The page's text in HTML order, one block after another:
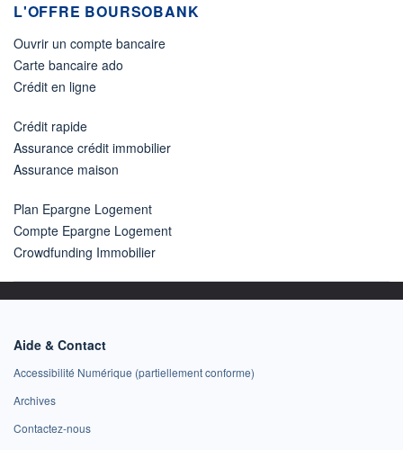
L'OFFRE BOURSOBANK
Ouvrir un compte bancaire
Carte bancaire ado
Crédit en ligne
Crédit rapide
Assurance crédit immobilier
Assurance maison
Plan Epargne Logement
Compte Epargne Logement
Crowdfunding Immobilier
Aide & Contact
Accessibilité Numérique (partiellement conforme)
Archives
Contactez-nous